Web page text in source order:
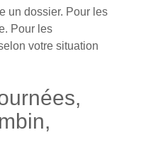
un dossier. Pour les
Pour les
votre situation